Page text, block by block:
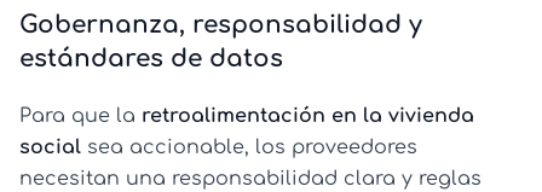
Gobernanza, responsabilidad y
estándares de datos
Para que la retroalimentación en la vivienda
social sea accionable, los proveedores
necesitan una responsabilidad clara y reglas